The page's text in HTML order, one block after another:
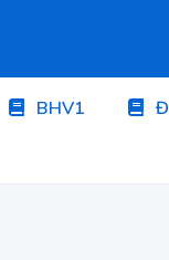
BHV1